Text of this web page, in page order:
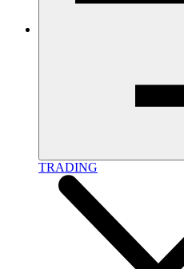
TRADING